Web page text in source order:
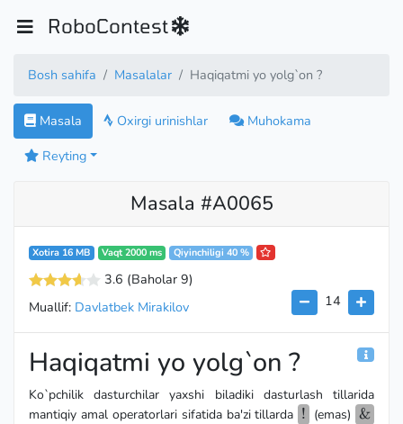
RoboContest
Bosh sahifa Masalalar Haqiqatmi yo yolg`on ?
Masala Oxirgi urinishlar
Muhokama
Reyting
Masala #A0065
Xotira 16 MB Vaqt 2000 ms Qiyinchiligi 40 %
3.6 (Baholar 9)
14
Muallif: Davlatbek Mirakilov
Haqiqatmi yo yolg`on ?
Ko`pchilik dasturchilar yaxshi biladiki dasturlash tillarida
mantiqiy amal operatorlari sifatida ba'zi tillarda !! (emas) \&
&